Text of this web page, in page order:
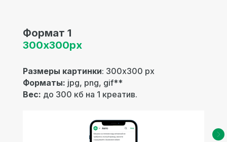
Формат 1
300х300px
Размеры картинки: 300х300 px
Форматы: jpg, png, gif**
Вес: до 300 кб на 1 креатив.